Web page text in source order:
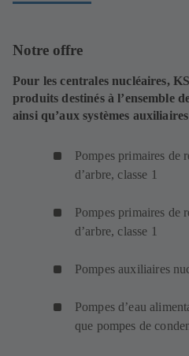
Notre offre
Pour les centrales nucléaires,
produits destinés à l’ensemble
ainsi qu’aux systèmes auxiliaires
Pompes primaires de
d’arbre, classe 1
Pompes primaires de
d’arbre, classe 1
Pompes auxiliaires
Pompes d’eau
que pompes de